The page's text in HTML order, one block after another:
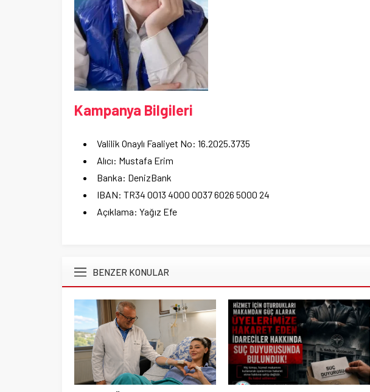
Kampanya Bilgileri
Valilik Onaylı Faaliyet No: 16.2025.3735
Alıcı: Mustafa Erim
Banka: DenizBank
IBAN: TR34 0013 4000 0037 6026 5000 24
Açıklama: Yağız Efe
BENZER KONULAR